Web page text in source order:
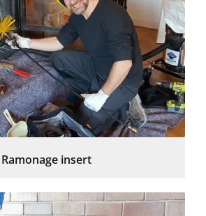
Ramonage insert